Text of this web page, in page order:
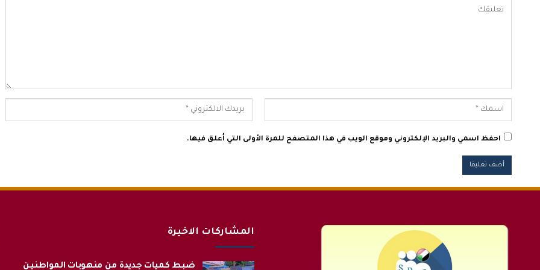
احفظ اسمي والبريد الإلكتروني وموقع الويب في هذا المتصفح للمرة الأولى التي أعلق فيها.
المشاركات الاخيرة
ضبط كميات جديدة من منهوبات المواطنين